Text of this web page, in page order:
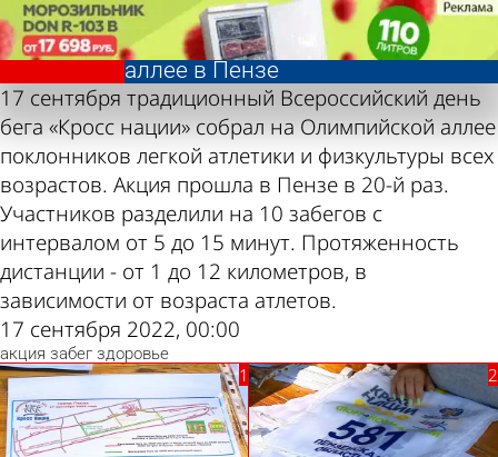
«Кросс нации» на
Олимпийской
аллее в Пензе
Фотолента,
«Спорт»
17 сентября традиционный Всероссийский день
бега «Кросс нации» собрал на Олимпийской аллее
поклонников легкой атлетики и физкультуры всех
возрастов. Акция прошла в Пензе в 20-й раз.
Участников разделили на 10 забегов с
интервалом от 5 до 15 минут. Протяженность
дистанции - от 1 до 12 километров, в
зависимости от возраста атлетов.
17 сентября 2022, 00:00
акция забег здоровье
«Кросс нации» на
Олимпийской
аллее в Пензе
Фотолента,
«Спорт»